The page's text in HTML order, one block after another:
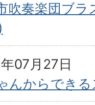
吹奏楽団ブ
07月27日
んからでき